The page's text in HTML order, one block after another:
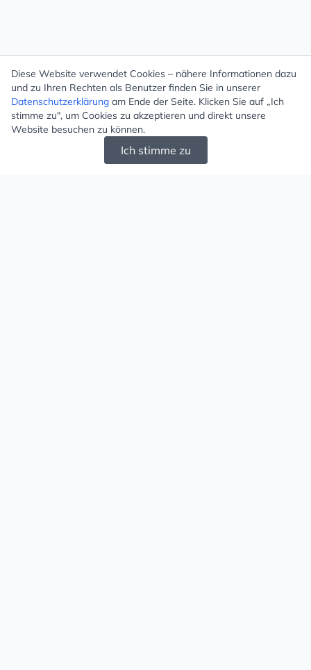
Diese Website verwendet Cookies – nähere Informationen dazu
und zu Ihren Rechten als Benutzer finden Sie in unserer
Datenschutzerklärung am Ende der Seite. Klicken Sie auf „Ich
stimme zu", um Cookies zu akzeptieren und direkt unsere
Website besuchen zu können.
Ich stimme zu